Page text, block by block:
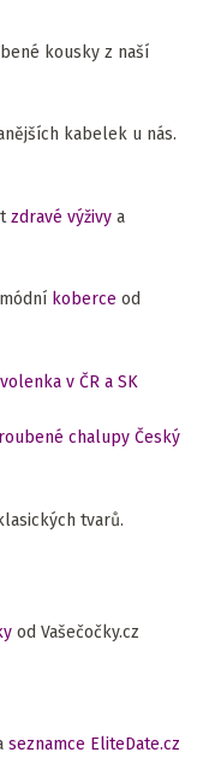
kousky z naší
kabelek u nás.
zdravé výživy a
koberce od
v ČR a SK
chalupy Český
tvarů.
od Vašečočky.cz
seznamce EliteDate.cz